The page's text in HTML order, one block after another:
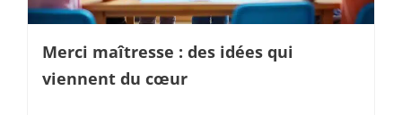
Merci maîtresse : des idées qui
viennent du cœur